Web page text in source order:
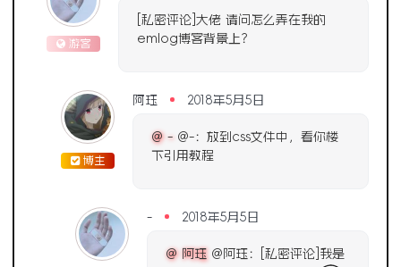
游客
[私密评论]大佬 请问怎么弄在我的
emlog博客背景上？
博主
阿珏 2018年5月5日
@ - @-：放到css文件中，看你楼
下引用教程
- 2018年5月5日
@ 阿珏 @阿珏：[私密评论]我是